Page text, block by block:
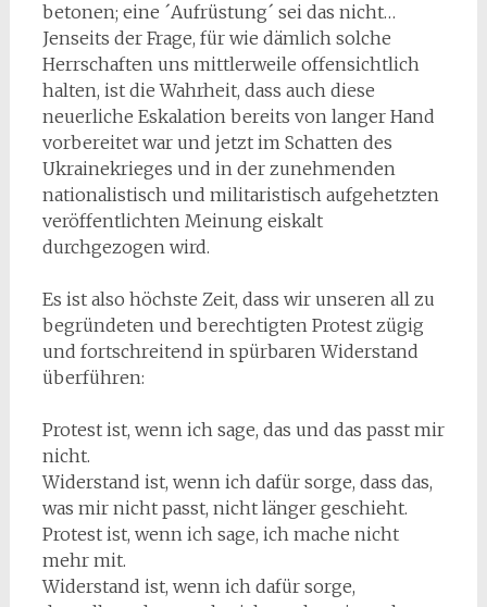
betonen; eine ´Aufrüstung´ sei das nicht…
Jenseits der Frage, für wie dämlich solche
Herrschaften uns mittlerweile offensichtlich
halten, ist die Wahrheit, dass auch diese
neuerliche Eskalation bereits von langer Hand
vorbereitet war und jetzt im Schatten des
Ukrainekrieges und in der zunehmenden
nationalistisch und militaristisch aufgehetzten
veröffentlichten Meinung eiskalt
durchgezogen wird.
Es ist also höchste Zeit, dass wir unseren all zu
begründeten und berechtigten Protest zügig
und fortschreitend in spürbaren Widerstand
überführen:
Protest ist, wenn ich sage, das und das passt mir
nicht.
Widerstand ist, wenn ich dafür sorge, dass das,
was mir nicht passt, nicht länger geschieht.
Protest ist, wenn ich sage, ich mache nicht
mehr mit.
Widerstand ist, wenn ich dafür sorge,